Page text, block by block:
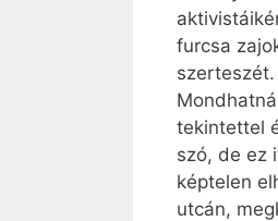
furcsa
tekintettel
szó, de ez
képtelen
utcán,